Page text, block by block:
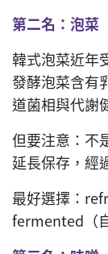
第二名：泡菜
韓式泡菜近年
發酵泡菜含有
道菌相與代謝
但要注意：不
延長保存，經
最好選擇：
fermented（